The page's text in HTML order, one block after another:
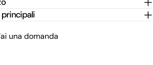
una domanda